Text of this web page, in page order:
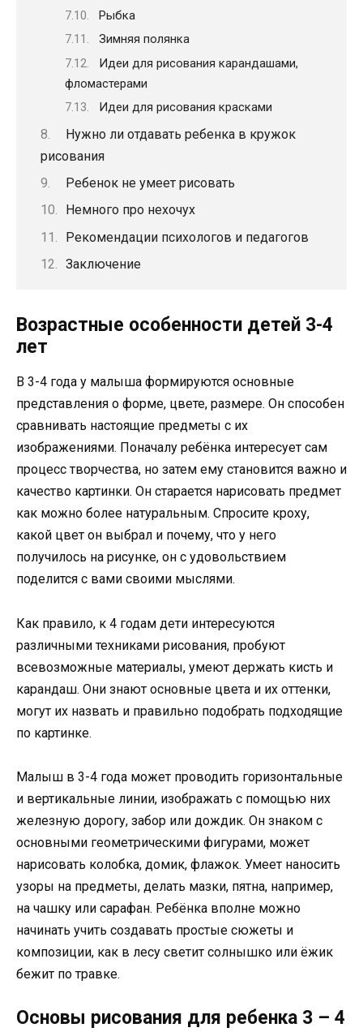
Рыбка
Зимняя полянка
Идеи для рисования карандашами,
фломастерами
Идеи для рисования красками
Нужно ли отдавать ребенка в кружок
рисования
Ребенок не умеет рисовать
Немного про нехочух
Рекомендации психологов и педагогов
Заключение
Возрастные особенности детей 3-4
лет
В 3-4 года у малыша формируются основные
представления о форме, цвете, размере. Он способен
сравнивать настоящие предметы с их
изображениями. Поначалу ребёнка интересует сам
процесс творчества, но затем ему становится важно и
качество картинки. Он старается нарисовать предмет
как можно более натуральным. Спросите кроху,
какой цвет он выбрал и почему, что у него
получилось на рисунке, он с удовольствием
поделится с вами своими мыслями.
Как правило, к 4 годам дети интересуются
различными техниками рисования, пробуют
всевозможные материалы, умеют держать кисть и
карандаш. Они знают основные цвета и их оттенки,
могут их назвать и правильно подобрать подходящие
по картинке.
Малыш в 3-4 года может проводить горизонтальные
и вертикальные линии, изображать с помощью них
железную дорогу, забор или дождик. Он знаком с
основными геометрическими фигурами, может
нарисовать колобка, домик, флажок. Умеет наносить
узоры на предметы, делать мазки, пятна, например,
на чашку или сарафан. Ребёнка вполне можно
начинать учить создавать простые сюжеты и
композиции, как в лесу светит солнышко или ёжик
бежит по травке.
Основы рисования для ребенка 3 – 4